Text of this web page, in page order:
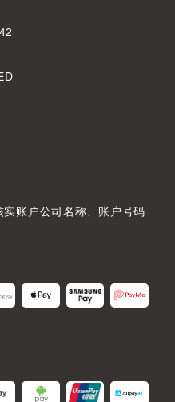
账户公司名称、账户号码